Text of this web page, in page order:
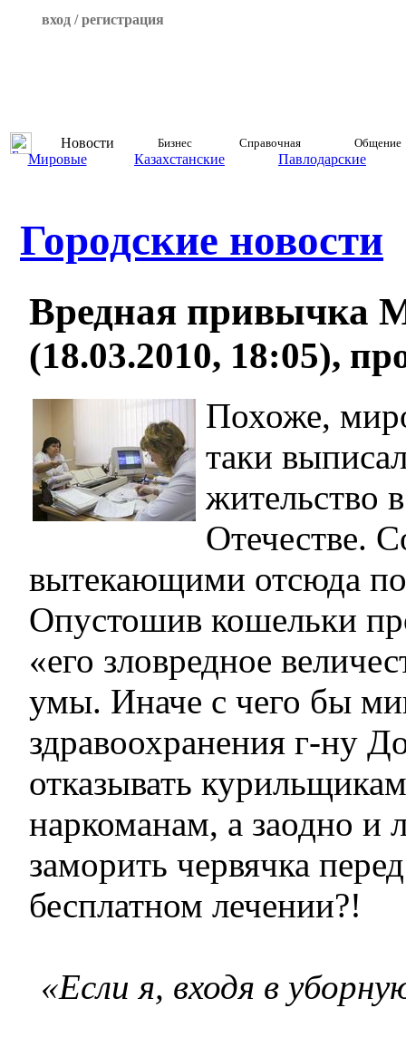
вход / регистрация
Новости Бизнес Справочная Общение
Мировые Казахстанские Павлодарские
Городские новости
Вредная привычка
(18.03.2010, 18:05),
Похоже,
таки
жительство
Отечестве.
вытекающими отсюда
Опустошив кошельки
«его зловредное
умы. Иначе с чего бы
здравоохранения г-ну
отказывать
наркоманам, а заодно и
заморить червячка
бесплатном лечении?!
«Если я, входя в